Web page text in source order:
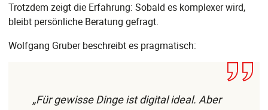
Trotzdem zeigt die Erfahrung: Sobald es komplexer wird,
bleibt persönliche Beratung gefragt.
Wolfgang Gruber beschreibt es pragmatisch:
„Für gewisse Dinge ist digital ideal. Aber